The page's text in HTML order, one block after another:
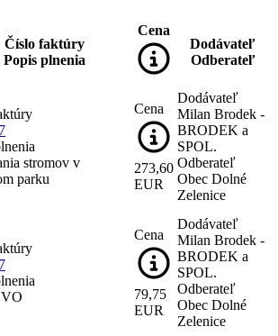
Číslo faktúry
Popis plnenia
Cena
Dodávateľ
Odberateľ
stromov v
parku
Cena
273,60
EUR
Dodávateľ
Milan Brodek -
BRODEK a
SPOL.
Odberateľ
Obec Dolné
Zelenice
Cena
79,75
EUR
Dodávateľ
Milan Brodek -
BRODEK a
SPOL.
Odberateľ
Obec Dolné
Zelenice